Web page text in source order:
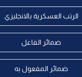
الرتب العسكرية بالانجليزي
ضمائر الفاعل
ضمائر المفعول به